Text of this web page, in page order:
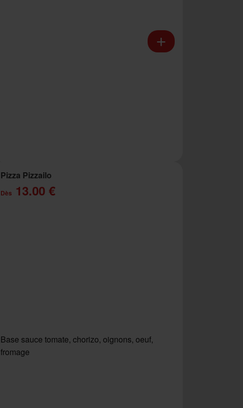
Pizza Pizzailo
Dès 13.00 €
Base sauce tomate, chorizo, oignons, oeuf,
fromage